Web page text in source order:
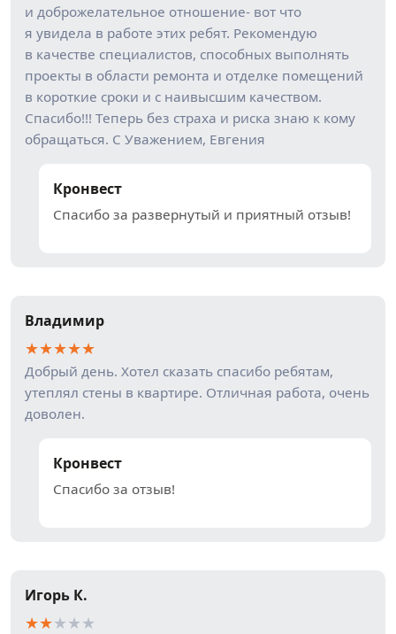
и доброжелательное отношение- вот что
я увидела в работе этих ребят. Рекомендую
в качестве специалистов, способных выполнять
проекты в области ремонта и отделке помещений
в короткие сроки и с наивысшим качеством.
Спасибо!!! Теперь без страха и риска знаю к кому
обращаться. С Уважением, Евгения
Кронвест
Спасибо за развернутый и приятный отзыв!
Владимир
★★★★★
Добрый день. Хотел сказать спасибо ребятам,
утеплял стены в квартире. Отличная работа, очень
доволен.
Кронвест
Спасибо за отзыв!
Игорь К.
★★★★★